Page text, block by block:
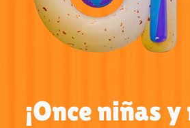
¡Once niñas